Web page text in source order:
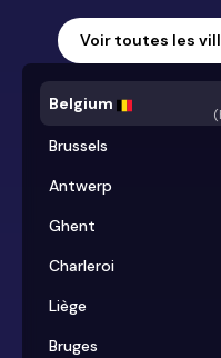
Voir toutes les
Belgium
(
Brussels
Antwerp
Ghent
Charleroi
Liège
Bruges